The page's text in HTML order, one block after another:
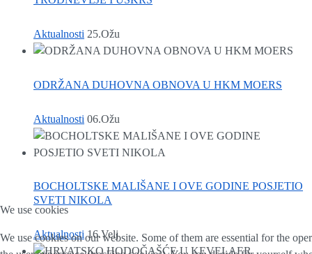
Aktualnosti 25.Ožu
ODRŽANA DUHOVNA OBNOVA U HKM MOERS
Aktualnosti 06.Ožu
BOCHOLTSKE MALIŠANE I OVE GODINE POSJETIO
SVETI NIKOLA
Aktualnosti 16.Velj
We use cookies
We use cookies on our website. Some of them are essential for the